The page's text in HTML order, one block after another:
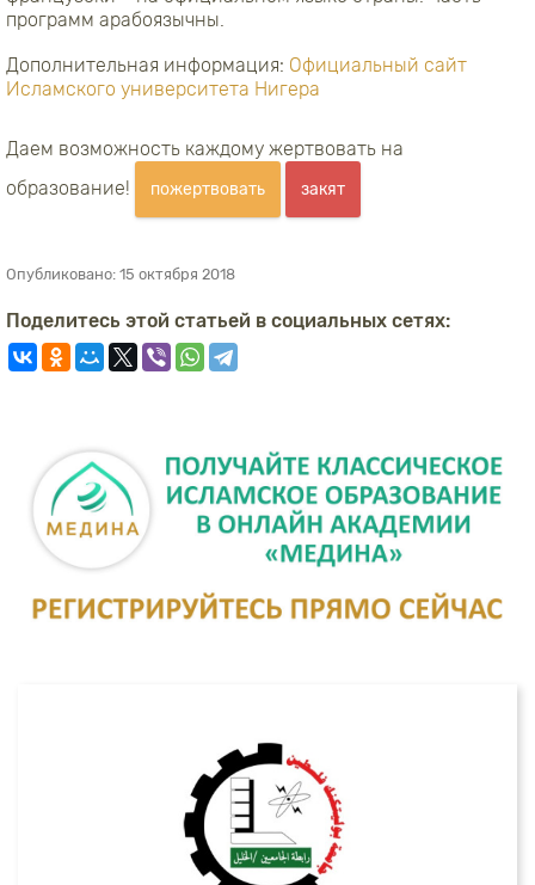
программ арабоязычны.
Дополнительная информация: Официальный сайт
Исламского университета Нигера
Даем возможность каждому жертвовать на
образование!
пожертвовать закят
Опубликовано: 15 октября 2018
Поделитесь этой статьей в социальных сетях: